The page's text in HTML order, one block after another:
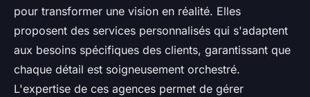
pour transformer une vision en réalité. Elles
proposent des services personnalisés qui s'adaptent
aux besoins spécifiques des clients, garantissant que
chaque détail est soigneusement orchestré.
L'expertise de ces agences permet de gérer